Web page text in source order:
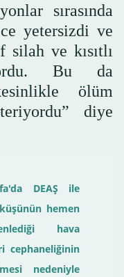
sırasında
yetersizdi ve
ve kısıtlı
Bu da
ölüm
diye
DEAŞ ile
hemen
hava
cephaneliğinin
nedeniyle